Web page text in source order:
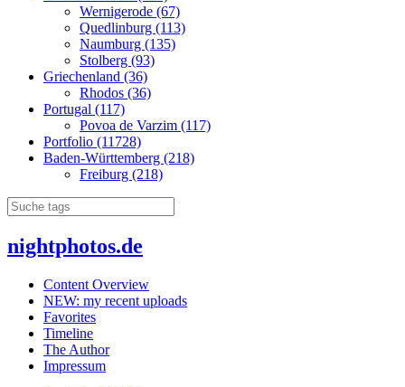
Wernigerode (67)
Quedlinburg (113)
Naumburg (135)
Stolberg (93)
Griechenland (36)
Rhodos (36)
Portugal (117)
Povoa de Varzim (117)
Portfolio (11728)
Baden-Württemberg (218)
Freiburg (218)
nightphotos.de
Content Overview
NEW: my recent uploads
Favorites
Timeline
The Author
Impressum